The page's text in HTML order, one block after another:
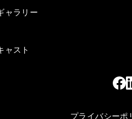
ャラリー
ャスト
プライバシーポ